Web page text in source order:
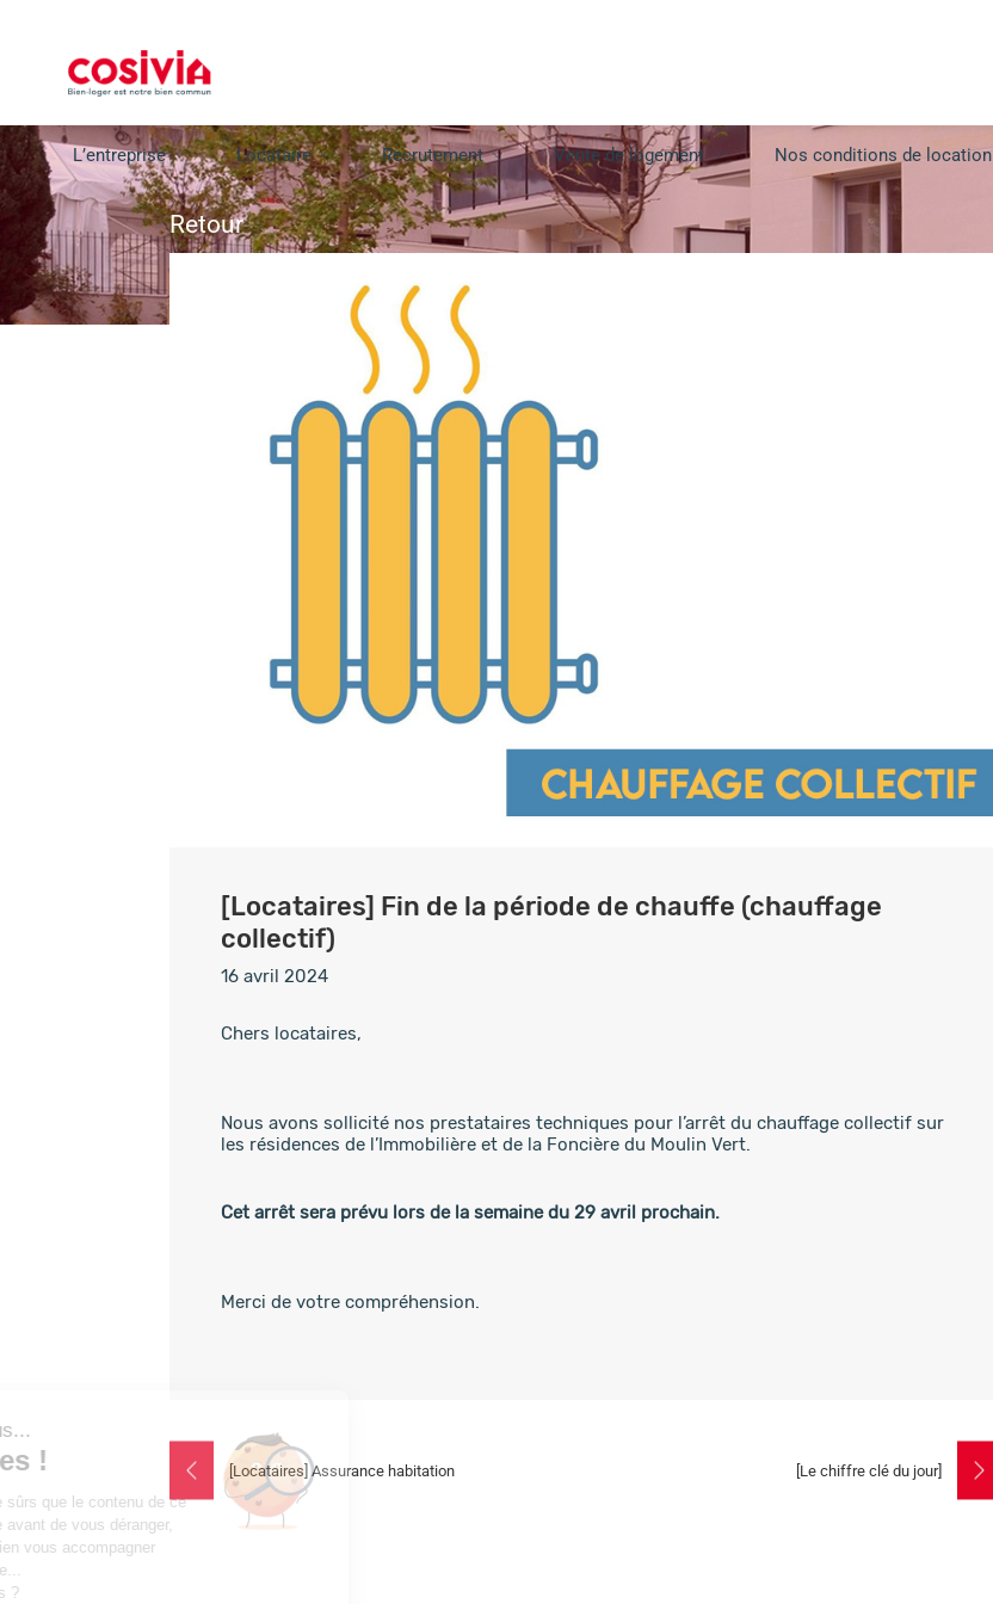
L’entreprise Locataire Recrutement Vente de logement Nos conditions de location
Retour
[Locataires] Fin de la période de chauffe (chauffage
collectif)
16 avril 2024
Chers locataires,
Nous avons sollicité nos prestataires techniques pour l’arrêt du chauffage collectif sur
les résidences de l’Immobilière et de la Foncière du Moulin Vert.
Cet arrêt sera prévu lors de la semaine du 29 avril prochain.
Merci de votre compréhension.
Post
navigation
[Locataires] Assurance habitation [Le chiffre clé du jour]
les Cookies !
On a attendu d'être sûrs que le contenu de ce
site vous intéresse avant de vous déranger,
mais on aimerait bien vous accompagner